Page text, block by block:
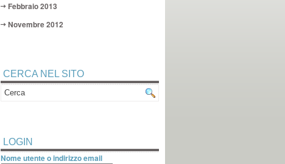
Febbraio 2013
Novembre 2012
CERCA NEL SITO
LOGIN
Nome utente o indirizzo email